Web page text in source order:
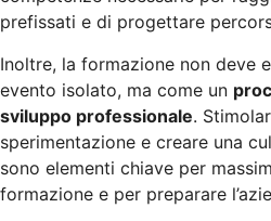
prefissati e di progettare
Inoltre, la formazione non deve
evento isolato, ma come un
sviluppo professionale.
sperimentazione e creare una
sono elementi chiave per
formazione e per preparare